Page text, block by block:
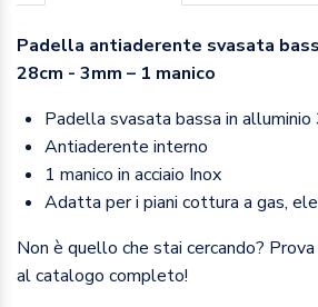
Padella antiaderente svasata
28cm - 3mm – 1 manico
Padella svasata bassa in alluminio
Antiaderente interno
1 manico in acciaio Inox
Adatta per i piani cottura a gas,
Non è quello che stai cercando?
al catalogo completo!